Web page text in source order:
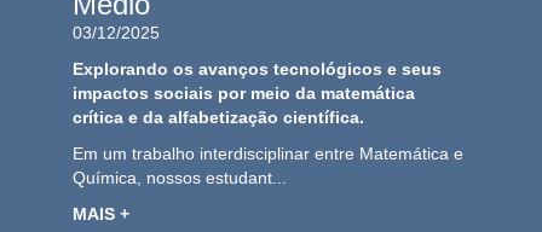
03/12/2025
Explorando os avanços tecnológicos e seus
impactos sociais por meio da matemática
crítica e da alfabetização científica.
Em um trabalho interdisciplinar entre Matemática e
Química, nossos estudant...
MAIS +